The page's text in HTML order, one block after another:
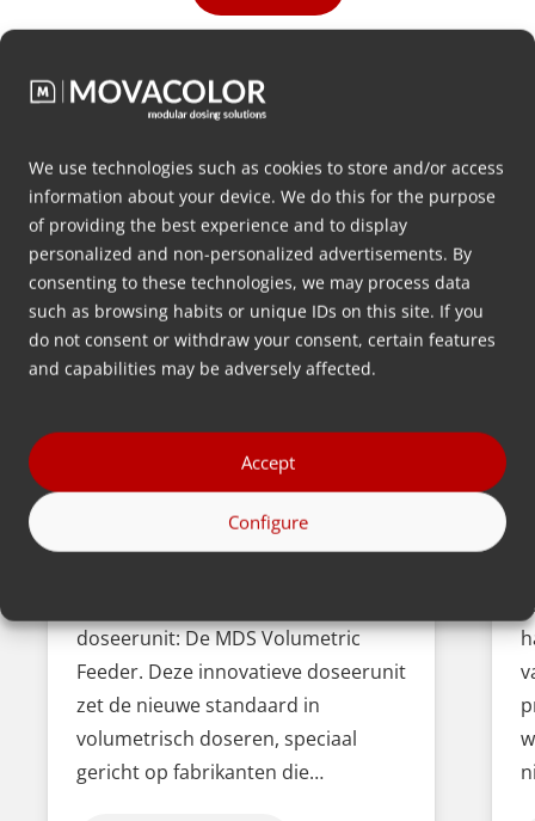
We use technologies such as cookies to store and/or access
information about your device. We do this for the purpose
of providing the best experience and to display
personalized and non-personalized advertisements. By
consenting to these technologies, we may process data
such as browsing habits or unique IDs on this site. If you
do not consent or withdraw your consent, certain features
and capabilities may be adversely affected.
Accept
Configure
Laatste nieuws
Volumetrisch doseren, zoals het
hoort: Ontdek onze nieuwe
doseerunit: De MDS Volumetric
Feeder. Deze innovatieve doseerunit
zet de nieuwe standaard in
volumetrisch doseren, speciaal
gericht op fabrikanten die…